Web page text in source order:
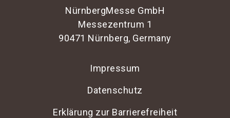
NürnbergMesse GmbH
Messezentrum 1
90471 Nürnberg, Germany
Impressum
Datenschutz
Erklärung zur Barrierefreiheit